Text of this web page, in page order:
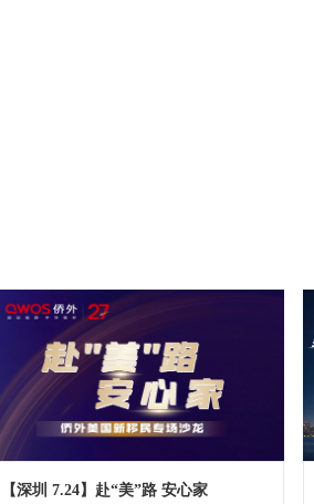
【深圳 7.24】赴“美”路 安心家